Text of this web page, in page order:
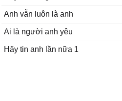
Anh vẫn luôn là anh
Ai là người anh yêu
Hãy tin anh lần nữa 1